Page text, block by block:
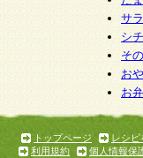
サ
シ
そ
お
お
トップページ
レシピ
利用規約
個人情報保